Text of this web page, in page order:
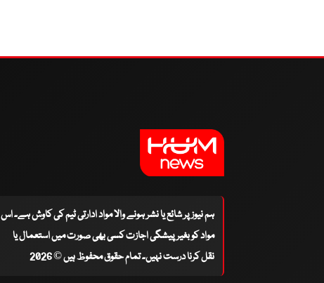
ہم نیوز پر شائع یا نشر ہونے والا مواد ادارتی ٹیم کی کاوش ہے۔ اس
مواد کو بغیر پیشگی اجازت کسی بھی صورت میں استعمال یا
نقل کرنا درست نہیں۔ تمام حقوق محفوظ ہیں © 2026